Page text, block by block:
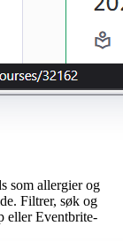
som allergier og
Filtrer, søk og
eller Eventbrite-